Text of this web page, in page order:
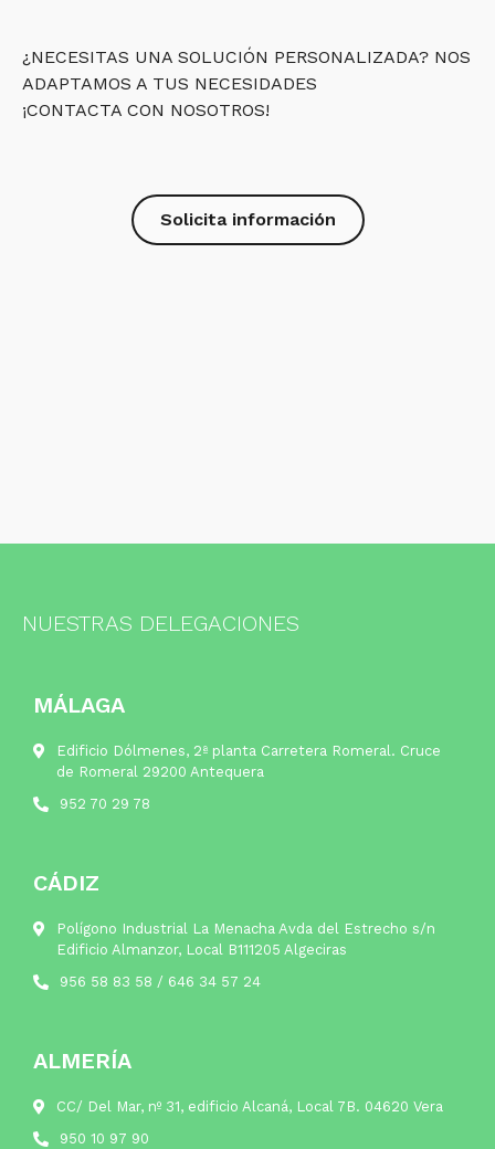
¿NECESITAS UNA SOLUCIÓN PERSONALIZADA? NOS
ADAPTAMOS A TUS NECESIDADES
¡CONTACTA CON NOSOTROS!
Solicita información
NUESTRAS DELEGACIONES
MÁLAGA
Edificio Dólmenes, 2ª planta Carretera Romeral. Cruce
de Romeral 29200 Antequera
952 70 29 78
CÁDIZ
Polígono Industrial La Menacha Avda del Estrecho s/n
Edificio Almanzor, Local B111205 Algeciras
956 58 83 58 / 646 34 57 24
ALMERÍA
CC/ Del Mar, nº 31, edificio Alcaná, Local 7B. 04620 Vera
950 10 97 90